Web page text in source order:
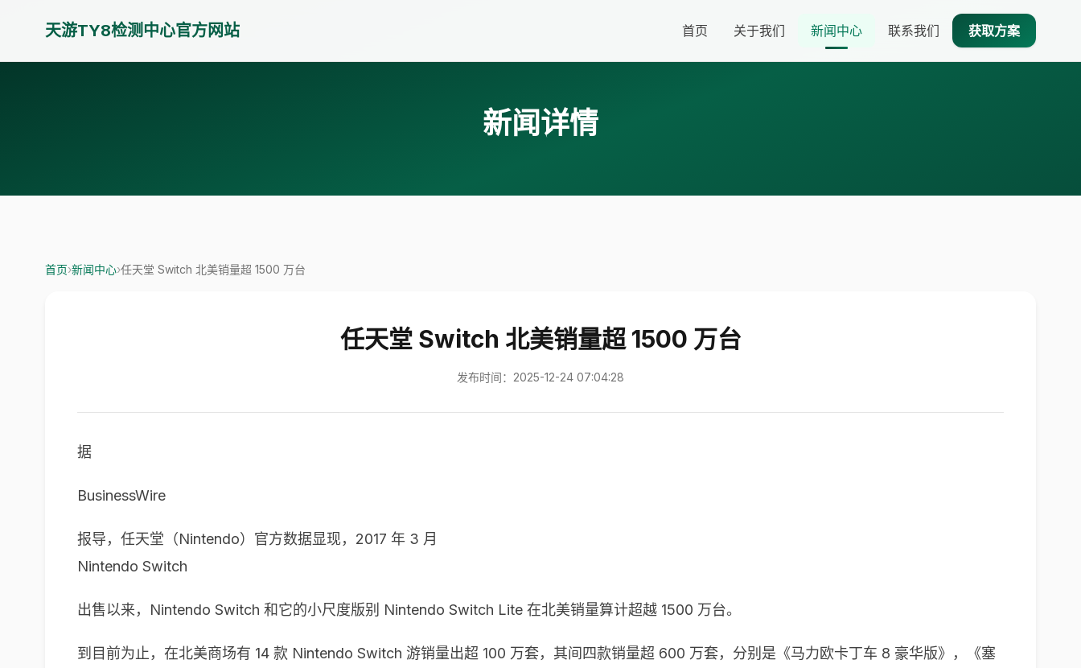
天游TY8检测中心官方网站 首页 关于我们 新闻中心 联系我们 获取方案
新闻详情
首页›新闻中心›任天堂 Switch 北美销量超 1500 万台
任天堂 Switch 北美销量超 1500 万台
发布时间：2025-12-24 07:04:28
据
BusinessWire
报导，任天堂（Nintendo）官方数据显现，2017 年 3 月
Nintendo Switch
出售以来，Nintendo Switch 和它的小尺度版别 Nintendo Switch Lite 在北美销量算计超越 1500 万台。
到目前为止，在北美商场有 14 款 Nintendo Switch 游销量出超 100 万套，其间四款销量超 600 万套，分别是《马力欧卡丁车 8 豪华版》，《塞